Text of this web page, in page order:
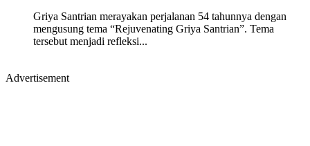
Griya Santrian merayakan perjalanan 54 tahunnya dengan
mengusung tema “Rejuvenating Griya Santrian”. Tema
tersebut menjadi refleksi...
Advertisement